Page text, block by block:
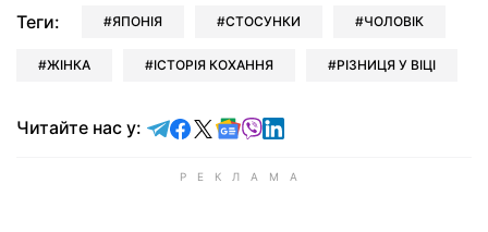
Теги: ЯПОНІЯ СТОСУНКИ ЧОЛОВІК
ЖІНКА ІСТОРІЯ КОХАННЯ РІЗНИЦЯ У ВІЦІ
Читайте нас у: Читайте у Telegram
Читайте у Facebook
Читайте у X
Читайте у Google news
Читайте у Viber
Читайте у LinkedIn